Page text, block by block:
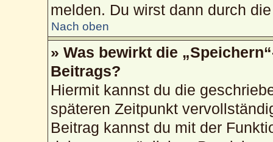
melden. Du wirst dann durch
Nach oben
» Was bewirkt die
Beitrags?
Hiermit kannst du die
späteren Zeitpunkt
Beitrag kannst du mit der